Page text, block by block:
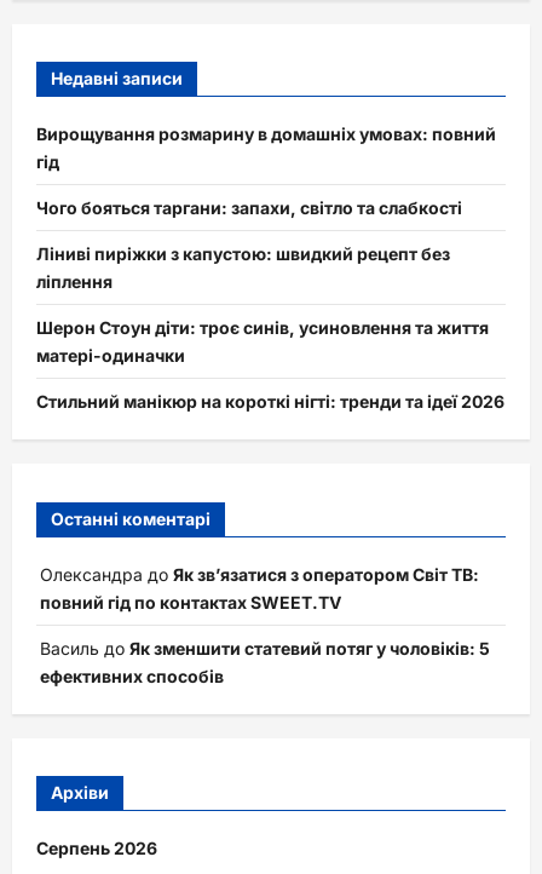
Недавні записи
Вирощування розмарину в домашніх умовах: повний
гід
Чого бояться таргани: запахи, світло та слабкості
Ліниві пиріжки з капустою: швидкий рецепт без
ліплення
Шерон Стоун діти: троє синів, усиновлення та життя
матері-одиначки
Стильний манікюр на короткі нігті: тренди та ідеї 2026
Останні коментарі
Олександра до Як зв’язатися з оператором Світ ТВ:
повний гід по контактах SWEET.TV
Василь до Як зменшити статевий потяг у чоловіків: 5
ефективних способів
Архіви
Серпень 2026